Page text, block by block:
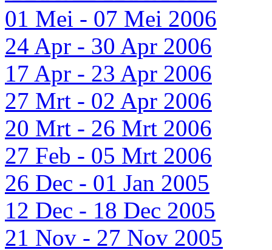
01 Mei - 07 Mei 2006
24 Apr - 30 Apr 2006
17 Apr - 23 Apr 2006
27 Mrt - 02 Apr 2006
20 Mrt - 26 Mrt 2006
27 Feb - 05 Mrt 2006
26 Dec - 01 Jan 2005
12 Dec - 18 Dec 2005
21 Nov - 27 Nov 2005